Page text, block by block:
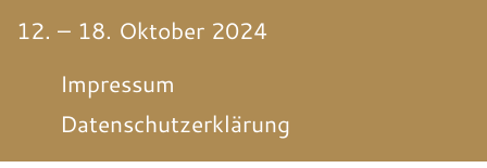
12. – 18. Oktober 2024
Impressum
Datenschutzerklärung